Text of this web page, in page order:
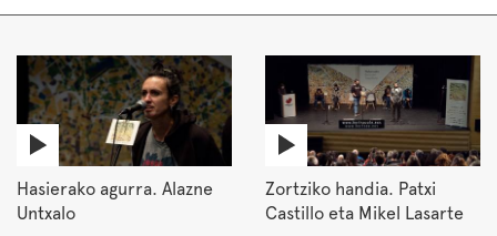
Hasierako agurra. Alazne
Untxalo
Zortziko handia. Patxi
Castillo eta Mikel Lasarte